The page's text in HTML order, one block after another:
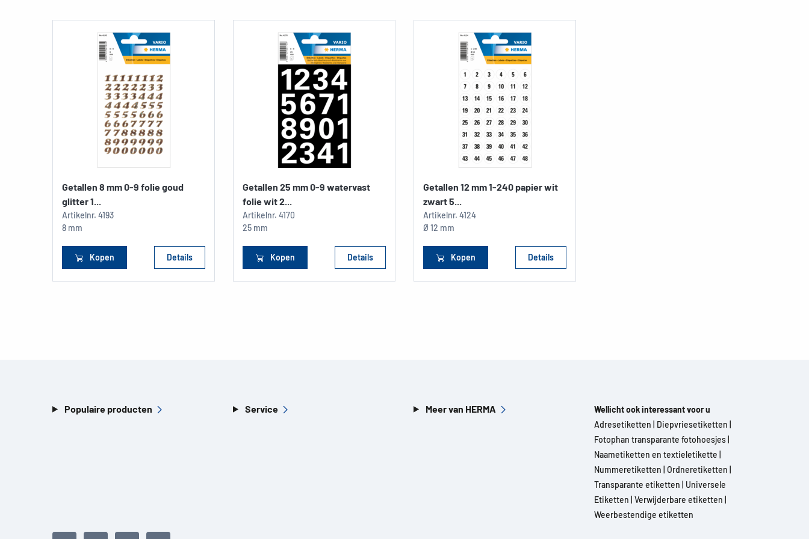
Getallen 8 mm 0-9 folie goud
glitter 1...
Artikelnr. 4193
8 mm
Kopen Details
Getallen 25 mm 0-9 watervast
folie wit 2...
Artikelnr. 4170
25 mm
Kopen Details
Getallen 12 mm 1-240 papier wit
zwart 5...
Artikelnr. 4124
Ø 12 mm
Kopen Details
Populaire producten Service Meer van HERMA
Wellicht ook interessant voor u
Adresetiketten
Diepvriesetiketten
Fotophan transparante fotohoesjes
Naametiketten en textieletikette
Nummeretiketten Ordneretiketten
Transparante etiketten
Universele
Etiketten Verwijderbare etiketten
Weerbestendige etiketten